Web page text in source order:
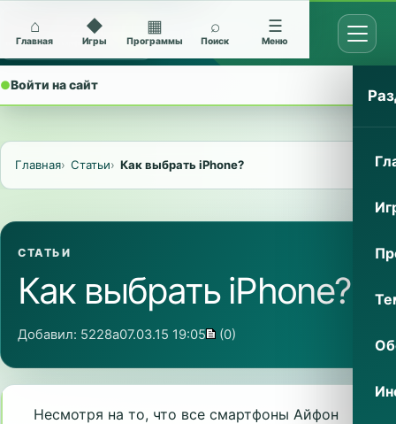
Архив Nokia 5228
●Войти на сайт
⌂
Главная
◆
Игры
▦
Программы
⌕
Поиск
☰
Меню
Главная Статьи Как выбрать iPhone?
СТАТЬИ
Как выбрать iPhone?
Добавил: 5228a07.03.15 19:05 (0)
Несмотря на то, что все смартфоны Айфон